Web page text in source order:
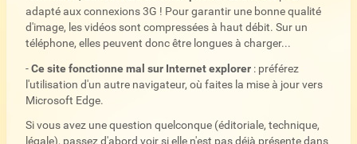
adapté aux connexions 3G ! Pour garantir une bonne qualité
d'image, les vidéos sont compressées à haut débit. Sur un
téléphone, elles peuvent donc être longues à charger...
-Ce site fonctionne mal sur Internet explorer : préférez
l'utilisation d'un autre navigateur, où faites la mise à jour vers
Microsoft Edge.
Si vous avez une question quelconque (éditoriale, technique,
légale), passez d'abord voir si elle n'est pas déjà présente dans